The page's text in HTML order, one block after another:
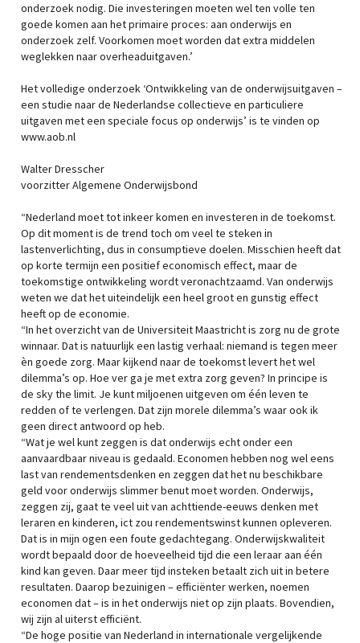
onderzoek nodig. Die investeringen moeten wel ten volle ten
goede komen aan het primaire proces: aan onderwijs en
onderzoek zelf. Voorkomen moet worden dat extra middelen
weglekken naar overheaduitgaven.’
Het volledige onderzoek ‘Ontwikkeling van de onderwijsuitgaven –
een studie naar de Nederlandse collectieve en particuliere
uitgaven met een speciale focus op onderwijs’ is te vinden op
www.aob.nl
Walter Dresscher
voorzitter Algemene Onderwijsbond
“Nederland moet tot inkeer komen en investeren in de toekomst.
Op dit moment is de trend toch om veel te steken in
lastenverlichting, dus in consumptieve doelen. Misschien heeft dat
op korte termijn een positief economisch effect, maar de
toekomstige ontwikkeling wordt veronachtzaamd. Van onderwijs
weten we dat het uiteindelijk een heel groot en gunstig effect
heeft op de economie.
“In het overzicht van de Universiteit Maastricht is zorg nu de grote
winnaar. Dat is natuurlijk een lastig verhaal: niemand is tegen meer
èn goede zorg. Maar kijkend naar de toekomst levert het wel
dilemma’s op. Hoe ver ga je met extra zorg geven? In principe is
de sky the limit. Je kunt miljoenen uitgeven om één leven te
redden of te verlengen. Dat zijn morele dilemma’s waar ook ik
geen direct antwoord op heb.
“Wat je wel kunt zeggen is dat onderwijs echt onder een
aanvaardbaar niveau is gedaald. Economen hebben nog wel eens
last van rendementsdenken en zeggen dat het nu beschikbare
geld voor onderwijs slimmer benut moet worden. Onderwijs,
zeggen zij, gaat te veel uit van achttiende-eeuws denken met
leraren en kinderen, ict zou rendementswinst kunnen opleveren.
Dat is in mijn ogen een foute gedachtegang. Onderwijskwaliteit
wordt bepaald door de hoeveelheid tijd die een leraar aan één
kind kan geven. Daar meer tijd insteken betaalt zich uit in betere
resultaten. Daarop bezuinigen – efficiënter werken, noemen
economen dat – is in het onderwijs niet op zijn plaats. Bovendien,
wij zijn al uiterst efficiënt.
“De hoge positie van Nederland in internationale vergelijkende